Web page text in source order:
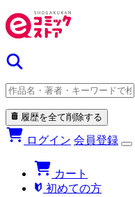
履歴を全て削除する
ログイン 会員登録
カート
初めての方